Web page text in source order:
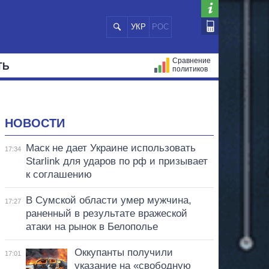
УКР РОС
Сравнение
политиков
НОВОСТИ
17:34
Маск не дает Украине использовать
Starlink для ударов по рф и призывает
к соглашению
17:27
В Сумской области умер мужчина,
раненный в результате вражеской
атаки на рынок в Белополье
17:01
Оккупанты получили
указание на «свободную